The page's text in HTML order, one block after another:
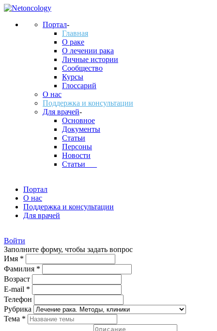
Портал-
Главная
О раке
О лечении рака
Личные истории
Сообщество
Курсы
Глоссарий
О нас
Поддержка и консультации
Для врачей-
Основное
Документы
Статьи
Персоны
Новости
Статьи___
Портал
О нас
Поддержка и консультации
Для врачей
Войти
Заполните форму, чтобы задать вопрос
Имя *
Фамилия *
Возраст
E-mail *
Телефон
Рубрика
Тема *